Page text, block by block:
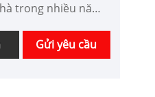
trong nhiều năm.
lợi thế về giá tốt
phủ hầu hết thị
Gửi yêu cầu